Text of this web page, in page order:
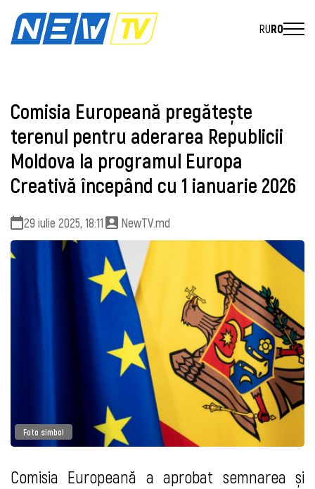
RURO
Comisia Europeană pregătește
terenul pentru aderarea Republicii
Moldova la programul Europa
Creativă începând cu 1 ianuarie 2026
29 iulie 2025, 18:11 NewTV.md
Foto simbol
Comisia Europeană a aprobat semnarea și